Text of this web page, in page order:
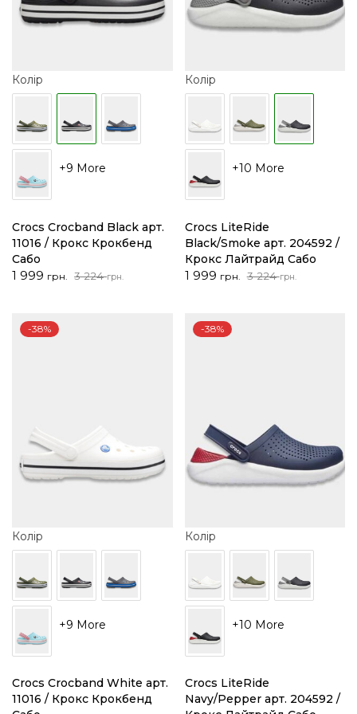
Колір
+9 More
Crocs Crocband Black арт.
11016 / Крокс Крокбенд
Сабо
3 224грн.
Оригінальна
224 грн..
1 999 грн.
Поточна
999 грн..
Колір
+10 More
Crocs LiteRide
Black/Smoke арт. 204592 /
Крокс Лайтрайд Сабо
3 224грн.
Оригінальна
224 грн..
1 999 грн.
Поточна
999 грн..
Колір
+9 More
-38%
Crocs Crocband White арт.
11016 / Крокс Крокбенд
Колір
+10 More
-38%
Crocs LiteRide
Navy/Pepper арт. 204592 /